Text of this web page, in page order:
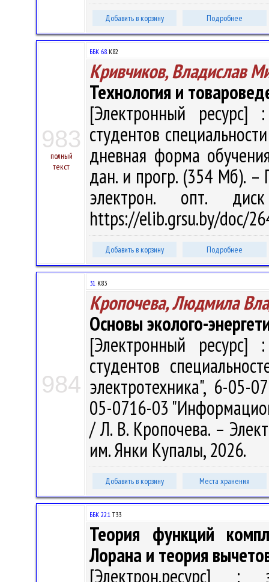
Добавить в корзину Подробнее
983
полный
текст
ББК 68.К82
Кривчиков, Владислав
Технология и
[Электронный ресурс]
студентов
дневная форма
дан. и прогр. (354 Мб). –
электрон. опт.
https://elib.grsu.by/doc/
Добавить в корзину Подробнее
984
31 К83
Кропочева, Людмила
Основы эколого-
[Электронный ресурс]
студентов
электротехника", 6-05-
05-0716-03
/ Л. В. Кропочева. –
им. Янки Купалы, 2026.
Добавить в корзину Места хранения
ББК 22.1 Т33
Теория функций
Лорана и теория
[Электрон.ресурс] :